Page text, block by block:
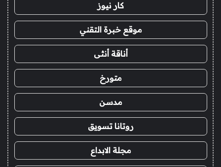
كار نيوز
موقع خبرة التقني
أناقة أنثى
متورخ
مدسن
روتانا تسويق
مجلة الابداع